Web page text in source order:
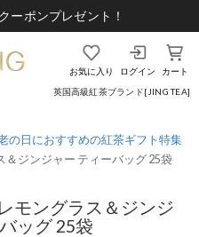
ーポンプレゼント！
英国高級紅茶ブランド[JING TEA]
お気に入り ログイン カート
の日におすすめの紅茶ギフト特集
＆ジンジャー ティーバッグ 25袋
モングラス＆ジンジ
ッグ 25袋